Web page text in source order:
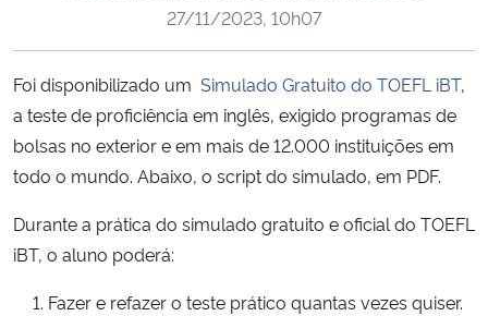
Ministério de Minas e Energia
Ministério da Ciência, Tecnologia, Inovações e Comunicações
Ministério do Meio Ambiente
27/11/2023, 10h07
Foi disponibilizado um Simulado Gratuito do TOEFL iBT,
a teste de proficiência em inglês, exigido programas de
bolsas no exterior e em mais de 12.000 instituições em
todo o mundo. Abaixo, o script do simulado, em PDF.
Durante a prática do simulado gratuito e oficial do TOEFL
iBT, o aluno poderá:
Fazer e refazer o teste prático quantas vezes quiser.